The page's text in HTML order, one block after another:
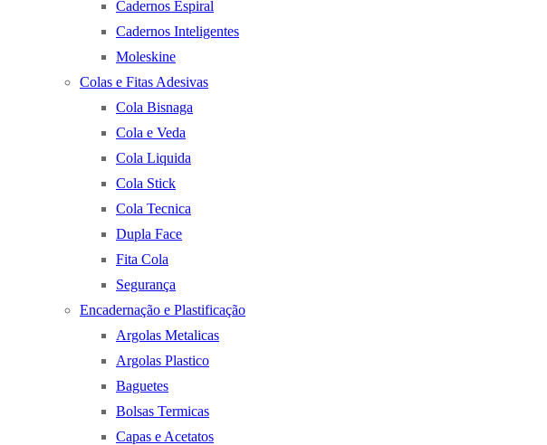
Cadernos Espiral
Cadernos Inteligentes
Moleskine
Colas e Fitas Adesivas
Cola Bisnaga
Cola e Veda
Cola Liquida
Cola Stick
Cola Tecnica
Dupla Face
Fita Cola
Segurança
Encadernação e Plastificação
Argolas Metalicas
Argolas Plastico
Baguetes
Bolsas Termicas
Capas e Acetatos